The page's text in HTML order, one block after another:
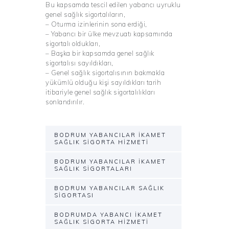
Bu kapsamda tescil edilen yabancı uyruklu
genel sağlık sigortalıların,
– Oturma izinlerinin sona erdiği,
– Yabancı bir ülke mevzuatı kapsamında
sigortalı oldukları,
– Başka bir kapsamda genel sağlık
sigortalısı sayıldıkları,
– Genel sağlık sigortalısının bakmakla
yükümlü olduğu kişi sayıldıkları tarih
itibariyle genel sağlık sigortalılıkları
sonlandırılır.
BODRUM YABANCILAR İKAMET
SAĞLIK SIGORTA HIZMETI
BODRUM YABANCILAR İKAMET
SAĞLIK SIGORTALARI
BODRUM YABANCILAR SAĞLIK
SIGORTASI
BODRUMDA YABANCI İKAMET
SAĞLIK SIGORTA HIZMETI